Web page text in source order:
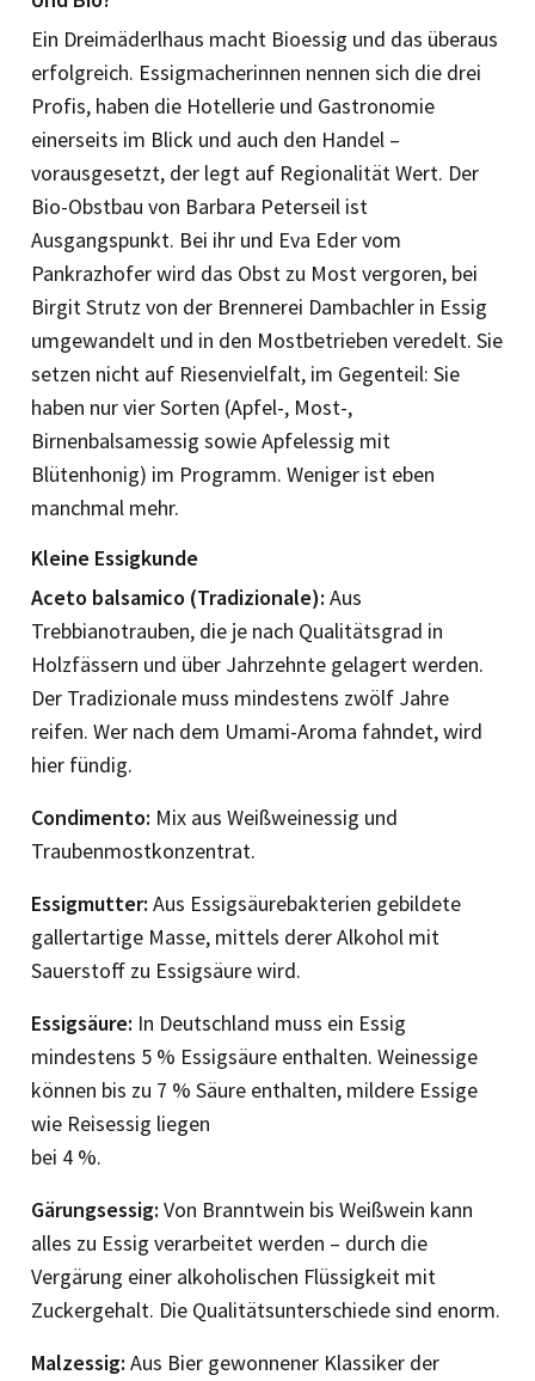
Ein Dreimäderlhaus macht Bioessig und das überaus
erfolgreich. Essigmacherinnen nennen sich die drei
Profis, haben die Hotellerie und Gastronomie
einerseits im Blick und auch den Handel –
vorausgesetzt, der legt auf Regionalität Wert. Der
Bio-Obstbau von Barbara Peterseil ist
Ausgangspunkt. Bei ihr und Eva Eder vom
Pankrazhofer wird das Obst zu Most vergoren, bei
Birgit Strutz von der Brennerei Dambachler in Essig
umgewandelt und in den Mostbetrieben veredelt. Sie
setzen nicht auf Riesenvielfalt, im Gegenteil: Sie
haben nur vier Sorten (Apfel-, Most-,
Birnenbalsamessig sowie Apfelessig mit
Blütenhonig) im Programm. Weniger ist eben
manchmal mehr.
Kleine Essigkunde
Aceto balsamico (Tradizionale): Aus
Trebbianotrauben, die je nach Qualitätsgrad in
Holzfässern und über Jahrzehnte gelagert werden.
Der Tradizionale muss mindestens zwölf Jahre
reifen. Wer nach dem Umami-Aroma fahndet, wird
hier fündig.
Condimento: Mix aus Weißweinessig und
Traubenmostkonzentrat.
Essigmutter: Aus Essigsäurebakterien gebildete
gallertartige Masse, mittels derer Alkohol mit
Sauerstoff zu Essigsäure wird.
Essigsäure: In Deutschland muss ein Essig
mindestens 5 % Essigsäure enthalten. Weinessige
können bis zu 7 % Säure enthalten, mildere Essige
wie Reisessig liegen
bei 4 %.
Gärungsessig: Von Branntwein bis Weißwein kann
alles zu Essig verarbeitet werden – durch die
Vergärung einer alkoholischen Flüssigkeit mit
Zuckergehalt. Die Qualitätsunterschiede sind enorm.
Malzessig: Aus Bier gewonnener Klassiker der